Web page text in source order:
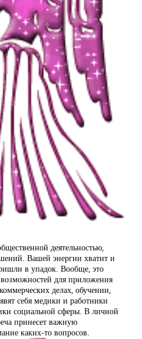
деятельностью,
Вашей энергии хватит и
в упадок. Вообще, это
для приложения
делах, обучении,
себя медики и работники
социальной сферы. В личной
принесет важную
каких-то вопросов.